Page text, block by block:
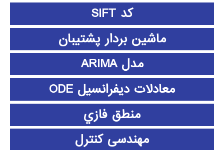
کد SIFT
ماشین بردار پشتیبان
مدل ARIMA
معادلات دیفرانسیل ODE
منطق فازي
مهندسی کنترل